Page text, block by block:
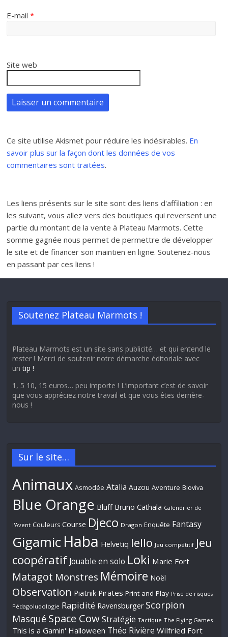
E-mail*
Site web
Ce site utilise Akismet pour réduire les indésirables. En
savoir plus sur la façon dont les données de vos
commentaires sont traitées.
Les liens présents sur le site sont des liens d'affiliation : en
les suivant, vous allez vers des boutiques qui reversent une
partie du montant de la vente à Plateau Marmots. Cette
somme gagnée nous permet de permettre de développer
le site et de financer son maintien en ligne. Soutenez-nous
en passant par ces liens !
Soutenez Plateau Marmots !
Plateau Marmots est un site sans publicité… et qui entend le
rester ! Merci de soutenir notre démarche éditoriale avec
untip !
1, 5 10, 15 euros… peu importe ! L’important c’est de savoir
que vous appréciez notre travail et que vous êtes derrière-
nous !
Sur le site…
Animaux Asmodée Atalia Auzou Aventure Bioviva
Blue Orange Bluff Bruno Cathala Calendrier de
l'Avent Couleurs Course Djeco Dragon Enquête Fantasy
Gigamic Haba Helvetiq Iello Jeu compétitif Jeu
coopératif Jouable en solo Loki Marie Fort
Matagot Monstres Mémoire Noël
Observation Piatnik Pirates Print and Play Prise de risques
Pédagoludologie Rapidité Ravensburger Scorpion
Masqué Space Cow Stratégie Tactique The Flying Games
This is a Gamin' Halloween Théo Rivière Wilfried Fort